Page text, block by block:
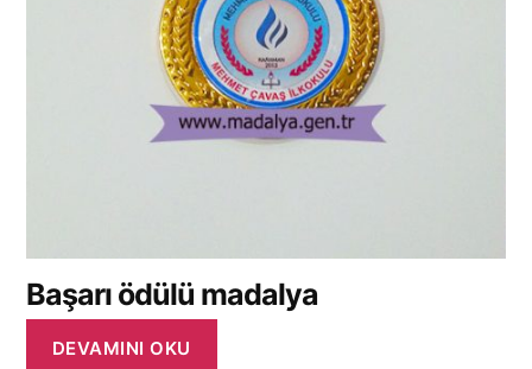
Başarı ödülü madalya
DEVAMINI OKU